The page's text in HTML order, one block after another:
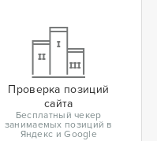
Проверка позиций
сайта
Бесплатный чекер
занимаемых позиций в
Яндекс и Google